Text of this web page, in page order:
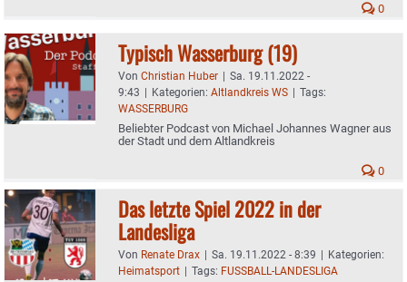
0
Typisch Wasserburg (19)
Von Christian Huber | Sa. 19.11.2022 -
9:43 | Kategorien: Altlandkreis WS | Tags:
WASSERBURG
Beliebter Podcast von Michael Johannes Wagner aus
der Stadt und dem Altlandkreis
0
Das letzte Spiel 2022 in der
Landesliga
Von Renate Drax | Sa. 19.11.2022 - 8:39 | Kategorien:
Heimatsport | Tags: FUSSBALL-LANDESLIGA